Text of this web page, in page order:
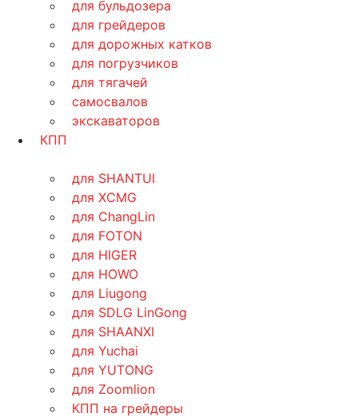
для бульдозера
для грейдеров
для дорожных катков
для погрузчиков
для тягачей
самосвалов
экскаваторов
КПП
для SHANTUI
для XCMG
для ChangLin
для FOTON
для HIGER
для HOWO
для Liugong
для SDLG LinGong
для SHAANXI
для Yuchai
для YUTONG
для Zoomlion
КПП на грейдеры